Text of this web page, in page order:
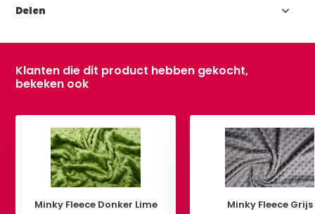
Delen
Klanten die dit product hebben gekocht,
bekeken ook
Minky Fleece Donker Lime Minky Fleece Grijs